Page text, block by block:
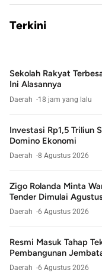
Terkini
Sekolah Rakyat
Ini Alasannya
Daerah 18 jam yang lalu
Investasi Rp1,5 Triliun
Domino Ekonomi
Daerah 8 Agustus 2026
Zigo Rolanda Minta
Tender Dimulai
Daerah 6 Agustus 2026
Resmi Masuk Tahap
Pembangunan
Daerah 6 Agustus 2026